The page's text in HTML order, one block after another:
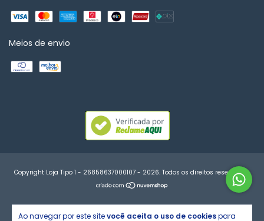
Ao navegar por este sitevocê aceita o uso de cookiespara
Meios de envio
Copyright Loja Tipo 1 - 26858637000107 - 2026. Todos os direitos reservados.